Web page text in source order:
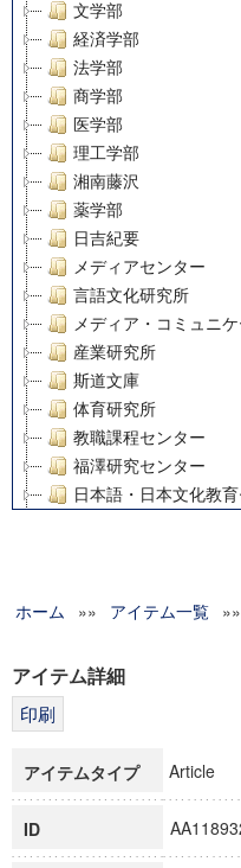
文学部
経済学部
法学部
商学部
医学部
理工学部
湘南藤沢
薬学部
日吉紀要
メディアセンター
言語文化研究所
メディア・コミュニ
産業研究所
斯道文庫
体育研究所
教職課程センター
福澤研究センター
日本語・日本文化教
グローバルリサーチ
科学研究費補助金研究
博士課程教育リーデ
ホーム »» アイテム一覧
アイテム詳細
アイテムタイプ Article
ID